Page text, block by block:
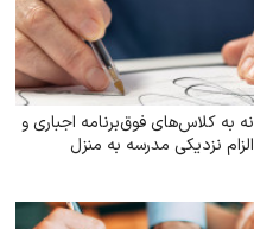
نه به کلاس‌های فوق‌برنامه اجباری و
الزام نزدیکی مدرسه به منزل